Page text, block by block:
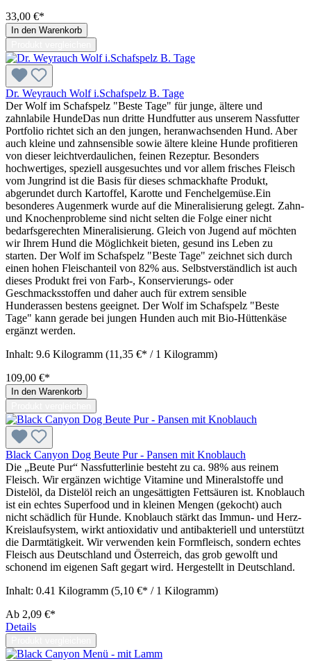
33,00 €*
In den Warenkorb
Dr. Weyrauch Wolf i.Schafspelz B. Tage
Der Wolf im Schafspelz "Beste Tage" für junge, ältere und
zahnlabile HundeDas nun dritte Hundfutter aus unserem Nassfutter
Portfolio richtet sich an den jungen, heranwachsenden Hund. Aber
auch kleine und zahnsensible sowie ältere kleine Hunde profitieren
von dieser leichtverdaulichen, feinen Rezeptur. Besonders
hochwertiges, speziell ausgesuchtes und vor allem frisches Fleisch
vom Jungrind ist die Basis für dieses schmackhafte Produkt,
abgerundet durch Kartoffel, Karotte und Fenchelgemüse.Ein
besonderes Augenmerk wurde auf die Mineralisierung gelegt. Zahn-
und Knochenprobleme sind nicht selten die Folge einer nicht
bedarfsgerechten Mineralisierung. Gleich von Jugend auf möchten
wir Ihrem Hund die Möglichkeit bieten, gesund ins Leben zu
starten. Der Wolf im Schafspelz "Beste Tage" zeichnet sich durch
einen hohen Fleischanteil von 82% aus. Selbstverständlich ist auch
dieses Produkt frei von Farb-, Konservierungs- oder
Geschmacksstoffen und daher auch für extrem sensible
Hunderassen bestens geeignet. Der Wolf im Schafspelz "Beste
Tage" kann gerade bei jungen Hunden auch mit Bio-Hüttenkäse
ergänzt werden.
Inhalt: 9.6 Kilogramm (11,35 €* / 1 Kilogramm)
109,00 €*
In den Warenkorb
Black Canyon Dog Beute Pur - Pansen mit Knoblauch
Die „Beute Pur“ Nassfutterlinie besteht zu ca. 98% aus reinem
Fleisch. Wir ergänzen wichtige Vitamine und Mineralstoffe und
Distelöl, da Distelöl reich an ungesättigten Fettsäuren ist. Knoblauch
ist ein echtes Superfood und in kleinen Mengen (gekocht) auch
nicht schädlich für Hunde. Knoblauch stärkt das Immun- und Herz-
Kreislaufsystem, wirkt antioxidativ und antibakteriell und unterstützt
die Darmtätigkeit. Wir verwenden kein Formfleisch, sondern echtes
Fleisch aus Deutschland und Österreich, das grob gewolft und
schonend im eigenen Saft gegart wird. Hergestellt in Deutschland.
Inhalt: 0.41 Kilogramm (5,10 €* / 1 Kilogramm)
Ab 2,09 €*
Details